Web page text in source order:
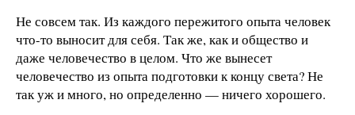
Не совсем так. Из каждого пережитого опыта человек
что-то выносит для себя. Так же, как и общество и
даже человечество в целом. Что же вынесет
человечество из опыта подготовки к концу света? Не
так уж и много, но определенно — ничего хорошего.